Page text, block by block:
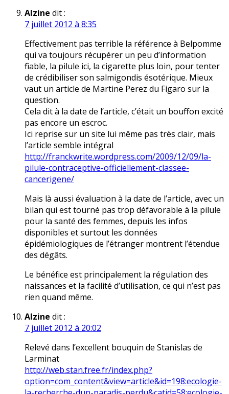
Alzine dit :
7 juillet 2012 à 8:35
Effectivement pas terrible la référence à Belpomme
qui va toujours récupérer un peu d’information
fiable, la pilule ici, la cigarette plus loin, pour tenter
de crédibiliser son salmigondis ésotérique. Mieux
vaut un article de Martine Perez du Figaro sur la
question.
Cela dit à la date de l’article, c’était un bouffon excité
pas encore un escroc.
Ici reprise sur un site lui même pas très clair, mais
l’article semble intégral
http://franckwrite.wordpress.com/2009/12/09/la-
pilule-contraceptive-officiellement-classee-
cancerigene/
Mais là aussi évaluation à la date de l’article, avec un
bilan qui est tourné pas trop défavorable à la pilule
pour la santé des femmes, depuis les infos
disponibles et surtout les données
épidémiologiques de l’étranger montrent l’étendue
des dégâts.
Le bénéfice est principalement la régulation des
naissances et la facilité d’utilisation, ce qui n’est pas
rien quand même.
Alzine dit :
7 juillet 2012 à 20:02
Relevé dans l’excellent bouquin de Stanislas de
Larminat
http://web.stan.free.fr/index.php?
option=com_content&view=article&id=198:ecologie-